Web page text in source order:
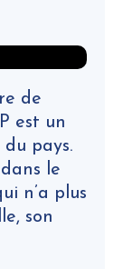
de
est un
pays.
le
n’a plus
son